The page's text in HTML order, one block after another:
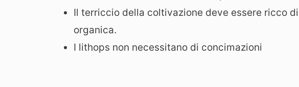
Il terriccio della coltivazione deve essere ricco
organica.
I lithops non necessitano di concimazioni